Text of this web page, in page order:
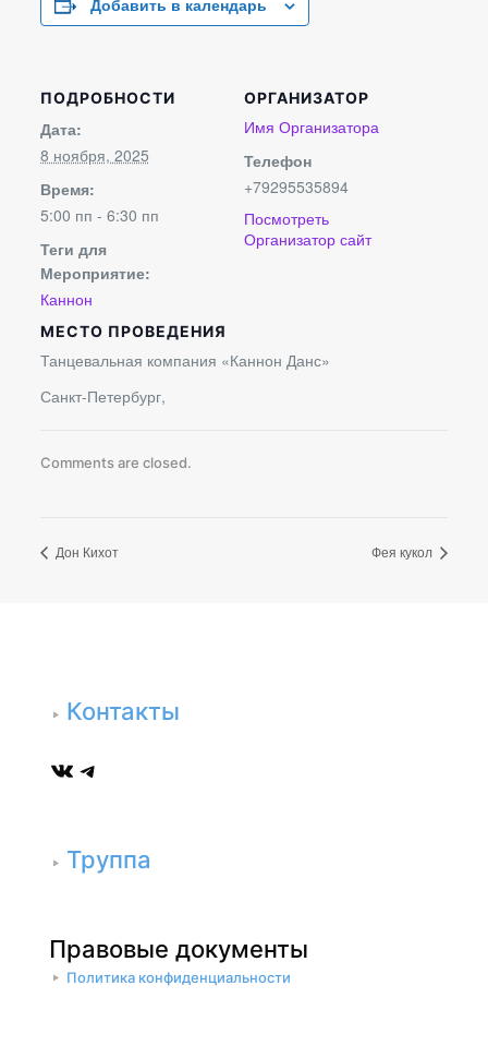
ПОДРОБНОСТИ
Дата:
8 ноября, 2025
Время:
5:00 пп - 6:30 пп
Теги для
Мероприятие:
Каннон
МЕСТО ПРОВЕДЕНИЯ
Танцевальная компания «Каннон Данс»
Санкт-Петербург,
ОРГАНИЗАТОР
Имя Организатора
Телефон
+79295535894
Посмотреть
Организатор сайт
Comments are closed.
Дон Кихот Фея кукол
Контакты
ВКонтакте
Telegram
Труппа
Правовые документы
Политика конфиденциальности